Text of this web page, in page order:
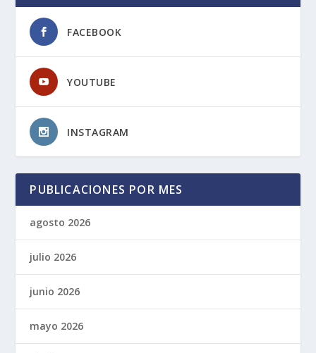
FACEBOOK
YOUTUBE
INSTAGRAM
PUBLICACIONES POR MES
agosto 2026
julio 2026
junio 2026
mayo 2026